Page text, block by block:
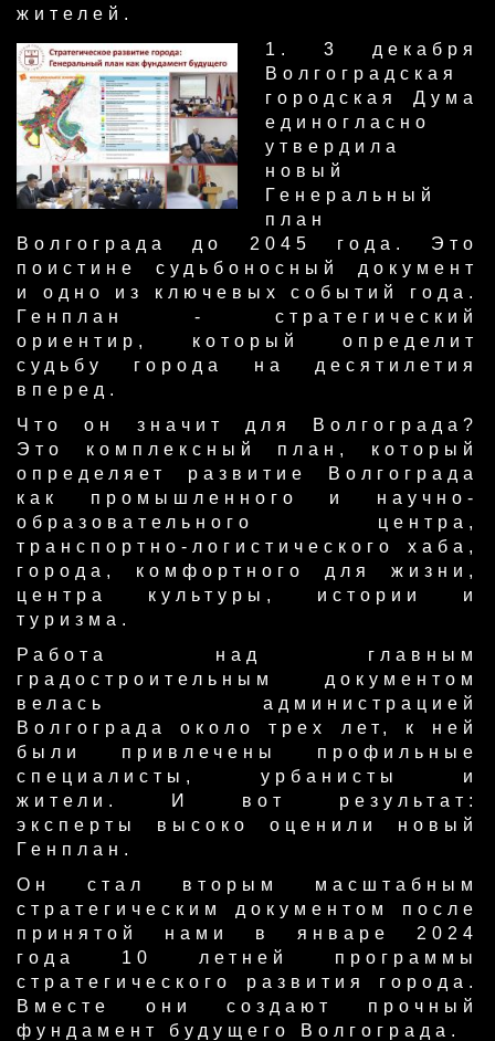
жителей.
​1. 3 декабря
Волгоградская
городская Дума
единогласно
утвердила
новый
Генеральный
план
Волгограда до 2045 года. Это
поистине судьбоносный документ
и одно из ключевых событий года.
Генплан - стратегический
ориентир, который определит
судьбу города на десятилетия
вперед.
Что он значит для Волгограда?
Это комплексный план, который
определяет развитие Волгограда
как промышленного и научно-
образовательного центра,
транспортно-логистического хаба,
города, комфортного для жизни,
центра культуры, истории и
туризма.
Работа над главным
градостроительным документом
велась администрацией
Волгограда около трех лет, к ней
были привлечены профильные
специалисты, урбанисты и
жители. И вот результат:
эксперты высоко оценили новый
Генплан.
Он стал вторым масштабным
стратегическим документом после
принятой нами в январе 2024
года 10 летней программы
стратегического развития города.
Вместе они создают прочный
фундамент будущего Волгограда.